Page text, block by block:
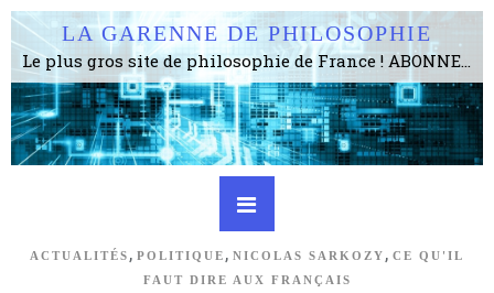
LA GARENNE DE PHILOSOPHIE
Le plus gros site de philosophie de France ! ABONNEZ-VOUS ! 4115 Articles, 1634 abonné·e·s, depuis 2006 . . . . . . . . 2 852 214 pages vues jusqu'à présent. Prestance et être apte à un plus grand nombre de choses.
ACTUALITÉS , POLITIQUE , NICOLAS SARKOZY , CE QU'IL
FAUT DIRE AUX FRANÇAIS